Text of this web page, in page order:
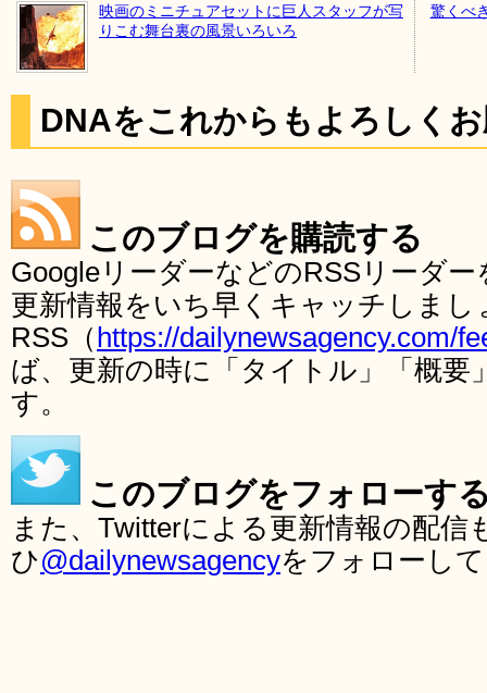
映画のミニチュアセットに巨人スタッフが写
りこむ舞台裏の風景いろいろ
驚くべ
DNAをこれからもよろしく
このブログを購読する
GoogleリーダーなどのRSSリーダ
更新情報をいち早くキャッチしま
RSS（ https://dailynewsagency.com/
ば、更新の時に「タイトル」「概要
す。
このブログをフォローす
また、Twitterによる更新情報の配
ひ@dailynewsagencyをフォローし